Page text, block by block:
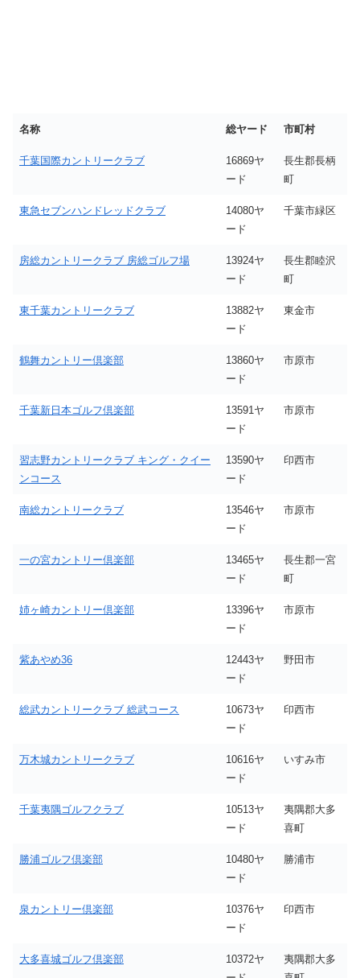
名称 総ヤード 市町村
千葉国際カントリークラブ
16869ヤ
ード
長生郡長柄
町
東急セブンハンドレッドクラブ
14080ヤ
ード
千葉市緑区
房総カントリークラブ 房総ゴルフ場
13924ヤ
ード
長生郡睦沢
町
東千葉カントリークラブ
13882ヤ
ード
東金市
鶴舞カントリー倶楽部
13860ヤ
ード
市原市
千葉新日本ゴルフ倶楽部
13591ヤ
ード
市原市
習志野カントリークラブ キング・クイー
ンコース
13590ヤ
ード
印西市
南総カントリークラブ
13546ヤ
ード
市原市
一の宮カントリー倶楽部
13465ヤ
ード
長生郡一宮
町
姉ヶ崎カントリー倶楽部
13396ヤ
ード
市原市
紫あやめ36
12443ヤ
ード
野田市
総武カントリークラブ 総武コース
10673ヤ
ード
印西市
万木城カントリークラブ
10616ヤ
ード
いすみ市
千葉夷隅ゴルフクラブ
10513ヤ
ード
夷隅郡大多
喜町
勝浦ゴルフ倶楽部
10480ヤ
ード
勝浦市
泉カントリー倶楽部
10376ヤ
ード
印西市
大多喜城ゴルフ倶楽部
10372ヤ
夷隅郡大多